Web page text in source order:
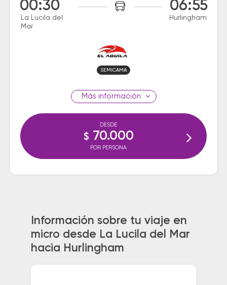
00:30
La Lucila del
Mar
06:55
Hurlingham
SEMICAMA
información
DESDE
$ 70.000
POR PERSONA
Información sobre tu viaje en
micro desde La Lucila del Mar
hacia Hurlingham